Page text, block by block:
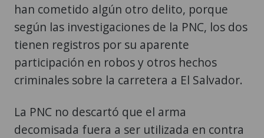
han cometido algún otro delito, porque
según las investigaciones de la PNC, los dos
tienen registros por su aparente
participación en robos y otros hechos
criminales sobre la carretera a El Salvador.
La PNC no descartó que el arma
decomisada fuera a ser utilizada en contra